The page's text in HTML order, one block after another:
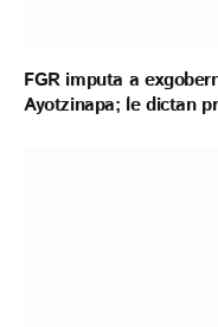
FGR imputa a
Ayotzinapa; le dictan